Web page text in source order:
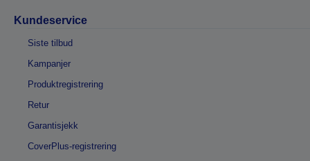
Kundeservice
Siste tilbud
Kampanjer
Produktregistrering
Retur
Garantisjekk
CoverPlus-registrering